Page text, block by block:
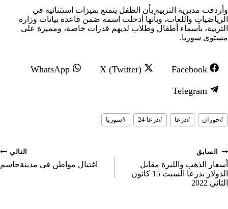
وأردفت مديرية التربية بأن الطفل يتمتع بميزات استثنائية في
الرياضيات واللغات، وبأنها أدخلت اسمه ضمن قاعدة بيانات وزارة
التربية، بأسماء أطفال وطلاب لديهم قدرات خاصة، ومميزة على
مستوى سوريا.
S
a
r
e
n
Facebook
S
r
e
X (Twitter)
S
WhatsApp
S
a
e
o
n
Telegram
وسوم
المقال:
#حوران #درعا #درعا 24 #سوريا
تصفّح
المقالات
السابق
أسعار الذهب والليرة مقابل
الدولار بدرعا السبت 15 كانون
الثاني 2022
التالي
اغتيال مواطن في مدينةجاسم